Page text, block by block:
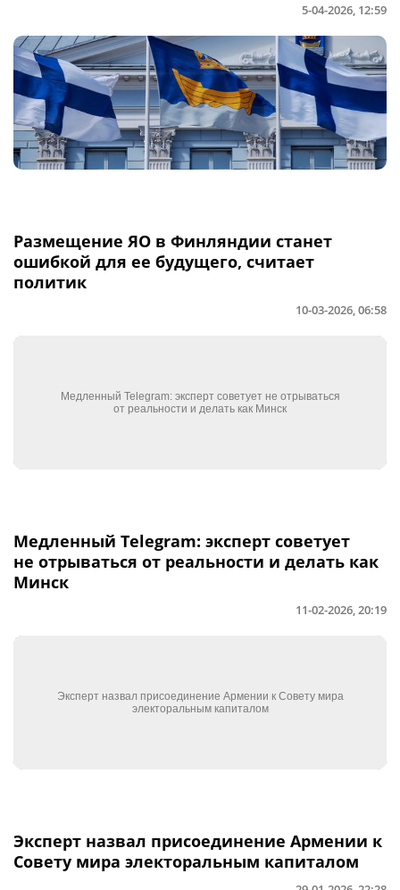
5-04-2026, 12:59
Размещение ЯО в Финляндии станет
ошибкой для ее будущего, считает
политик
10-03-2026, 06:58
Медленный Telegram: эксперт советует
не отрываться от реальности и делать как
Минск
11-02-2026, 20:19
Эксперт назвал присоединение Армении к
Совету мира электоральным капиталом